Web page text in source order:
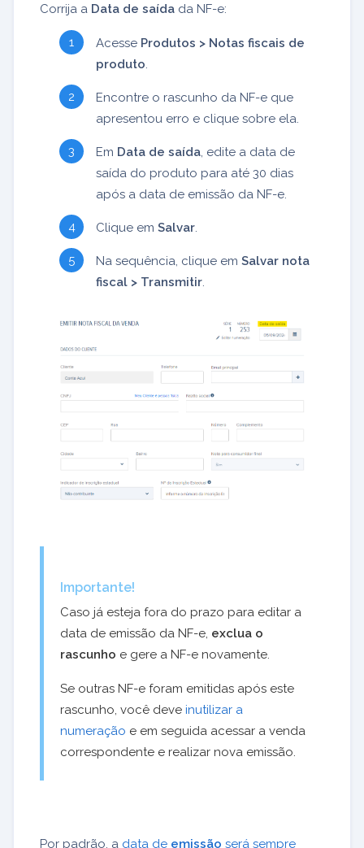
Corrija a Data de saída da NF-e:
Acesse Produtos > Notas fiscais de
produto
Encontre o rascunho da NF-e que
apresentou erro e clique sobre ela.
Em Data de saída , edite a data de
saída do produto para até 30 dias
após a data de emissão da NF-e.
Clique em Salvar
Na sequência, clique em Salvar nota
fiscal > Transmitir
Importante!
Caso já esteja fora do prazo para editar a
data de emissão da NF-e, exclua o
rascunho e gere a NF-e novamente.
Se outras NF-e foram emitidas após este
rascunho, você deve inutilizar a
numeração e em seguida acessar a venda
correspondente e realizar nova emissão.
Por padrão, a data de emissão será sempre